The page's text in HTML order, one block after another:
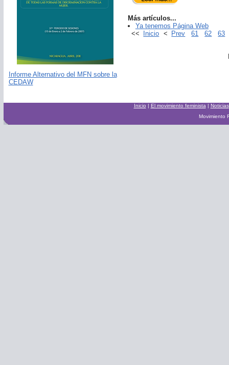
Más artículos...
Ya tenemos Página Web
<<
Inicio < Prev 61 62 63
Informe Alternativo del MFN sobre la
CEDAW
Inicio | El movimiento feminista | Noticias
Movimiento